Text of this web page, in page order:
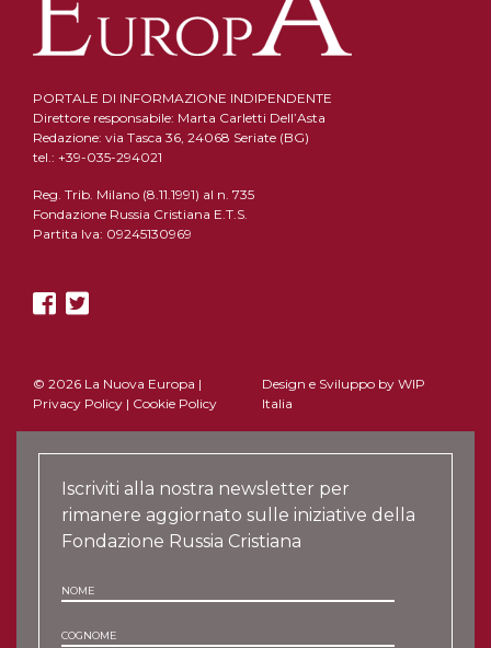
PORTALE DI INFORMAZIONE INDIPENDENTE
Direttore responsabile: Marta Carletti Dell’Asta
Redazione: via Tasca 36, 24068 Seriate (BG)
tel.: +39-035-294021
Reg. Trib. Milano (8.11.1991) al n. 735
Fondazione Russia Cristiana E.T.S.
Partita Iva: 09245130969
© 2026 La Nuova Europa |
Privacy Policy | Cookie Policy
Design e Sviluppo by WIP
Italia
Iscriviti alla nostra newsletter per
rimanere aggiornato sulle iniziative della
Fondazione Russia Cristiana
NOME
COGNOME